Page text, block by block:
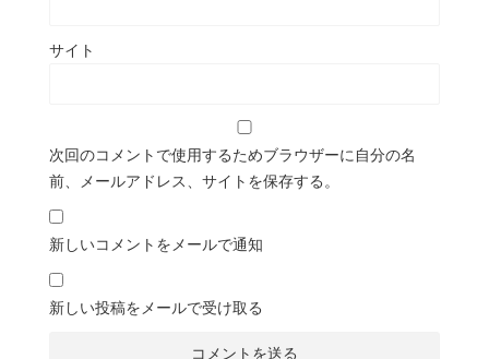
サイト
次回のコメントで使用するためブラウザーに自分の名
前、メールアドレス、サイトを保存する。
新しいコメントをメールで通知
新しい投稿をメールで受け取る